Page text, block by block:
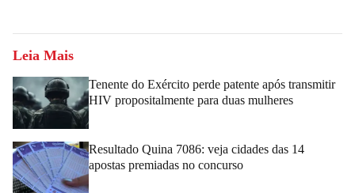
Leia Mais
Tenente do Exército perde patente após transmitir
HIV propositalmente para duas mulheres
Resultado Quina 7086: veja cidades das 14
apostas premiadas no concurso